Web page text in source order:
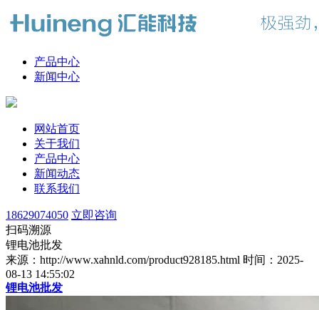
产品中心
新闻中心
网站首页
关于我们
产品中心
新闻动态
联系我们
18629074050 立即咨询
扫码溯源
锂电池批发
来源：http://www.xahnld.com/product928185.html 时间：2025-
08-13 14:55:02
锂电池批发